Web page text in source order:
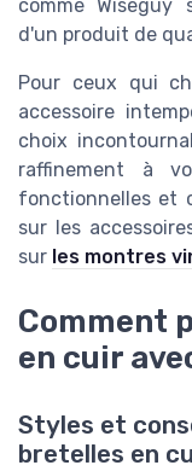
comme Wiseguy
d'un produit de
Pour ceux qui
accessoire
choix
raffinement à
fonctionnelles et
sur les
sur les montres
Comment
en cuir
Styles et
bretelles en